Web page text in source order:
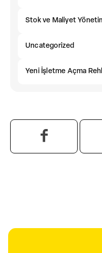
Stok ve Maliyet
Uncategorized
Yeni İşletme Açma